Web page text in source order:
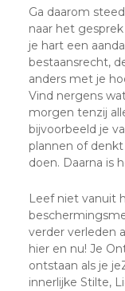
Ga daarom
naar het
je hart een
bestaansrecht,
anders met je
Vind nergens
morgen tenzij
bijvoorbeeld je
plannen of
doen. Daarna is
Leef niet vanuit
verder verleden
hier en nu! Je
ontstaan als je
innerlijke Stilte,